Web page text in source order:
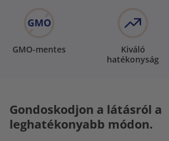
GMO-mentes
Kiváló
hatékonyság
Gondoskodjon a látásról a
leghatékonyabb módon.